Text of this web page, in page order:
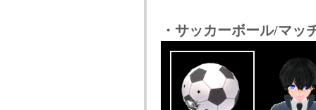
・サッカーボール/マッ